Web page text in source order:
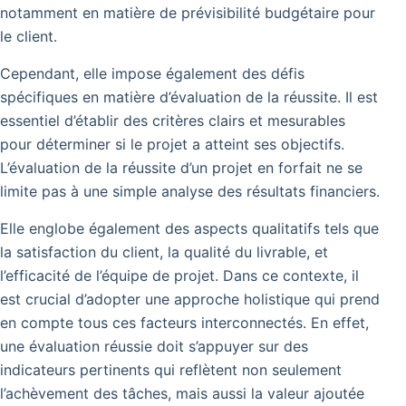
notamment en matière de prévisibilité budgétaire pour
le client.
Cependant, elle impose également des défis
spécifiques en matière d’évaluation de la réussite. Il est
essentiel d’établir des critères clairs et mesurables
pour déterminer si le projet a atteint ses objectifs.
L’évaluation de la réussite d’un projet en forfait ne se
limite pas à une simple analyse des résultats financiers.
Elle englobe également des aspects qualitatifs tels que
la satisfaction du client, la qualité du livrable, et
l’efficacité de l’équipe de projet. Dans ce contexte, il
est crucial d’adopter une approche holistique qui prend
en compte tous ces facteurs interconnectés. En effet,
une évaluation réussie doit s’appuyer sur des
indicateurs pertinents qui reflètent non seulement
l’achèvement des tâches, mais aussi la valeur ajoutée